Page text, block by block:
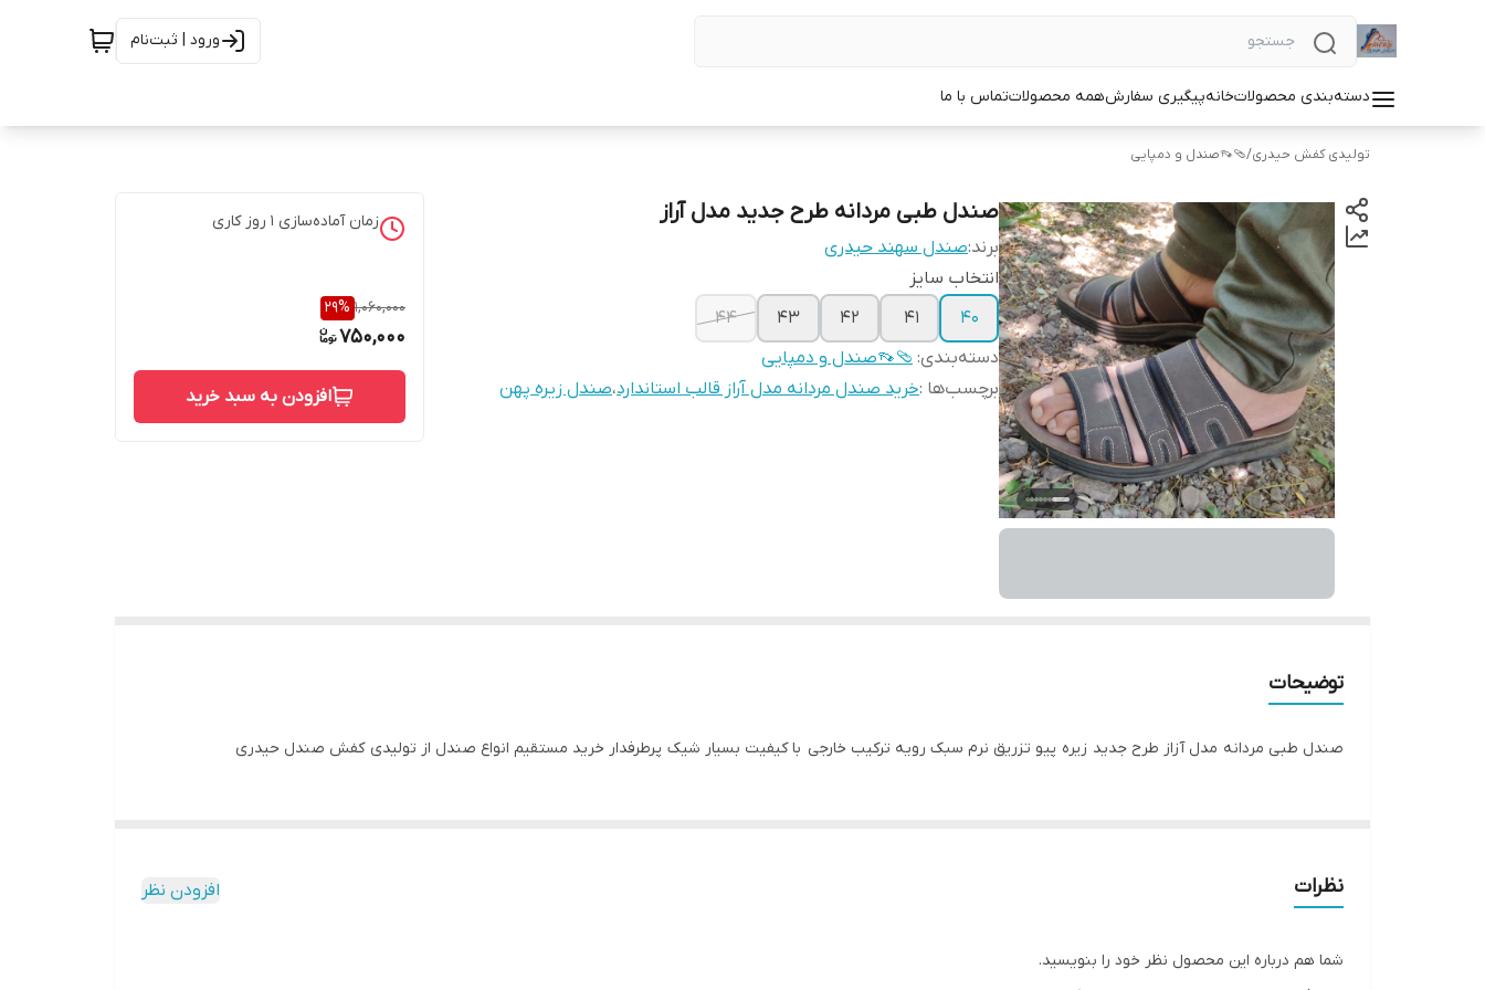
ورود | ثبت‌نام
دسته‌بندی محصولاتخانهپیگیری سفارشهمه محصولاتتماس با ما
تولیدی کفش حیدری/🩴👡صندل و دمپایی
صندل طبی مردانه طرح جدید مدل آراز
برند:صندل سهند حیدری
انتخاب سایز
40
۴۱ ۴۲ ۴۳
۴۴
دسته‌بندی: 🩴👡صندل و دمپایی
برچسب‌ها :خرید صندل مردانه مدل آراز قالب استاندارد،صندل زیره پهن
زمان آماده‌سازی 1 روز کاری
1,060,000
29%
750,000
افزودن به سبد خرید
توضیحات
صندل طبی مردانه مدل آزاز طرح جدید زیره پیو تزریق نرم سبک رویه ترکیب خارجی با کیفیت بسیار شیک پرطرفدار خرید مستقیم انواع صندل از تولیدی کفش صندل حیدری
نظرات افزودن نظر
شما هم درباره این محصول نظر خود را بنویسید.